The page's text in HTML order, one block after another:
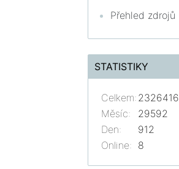
Přehled zdrojů
STATISTIKY
Online: 8
Celkem: 2326416
Měsíc:
29592
Den:
912